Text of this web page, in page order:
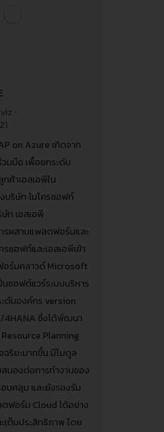
on Azure เกิดจาก
วมมือ เพื่อยกระดับ
ค้าเอสเอพีใน
งบริษัท ไมโครซอฟท์
ษัท เอสเอพี
รผสานแพลตฟอร์มและ
ซอฟท์และเอสเอพีเข้า
ร์มคลาวด์ Microsoft
ซอฟต์แวร์ระบบบริหาร
ดับองค์กร version
4HANA ซึ่งได้พัฒนา
Planning
ฉริยะมากขึ้น มีโมดูล
นองต่อการทำงานของ
บคลุม และยังรองรับ
ฟอร์ม Cloud ได้อย่าง
เต็มประสิทธิภาพ โดย